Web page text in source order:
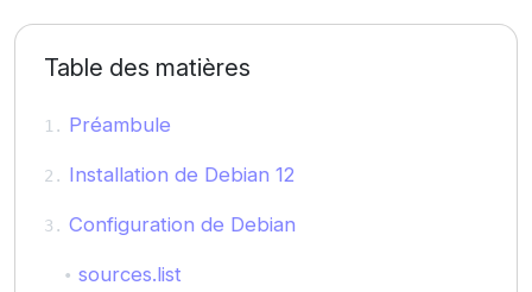
Table des matières
Préambule
Installation de Debian 12
Configuration de Debian
sources.list